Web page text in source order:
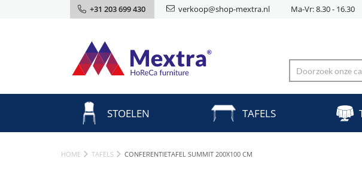
+31 203 699 430 verkoop@shop-mextra.nl Ma-Vr: 8.30 - 16.30
STOELEN TAFELS
HOME TAFELS CONFERENTIETAFEL SUMMIT 200X100 CM